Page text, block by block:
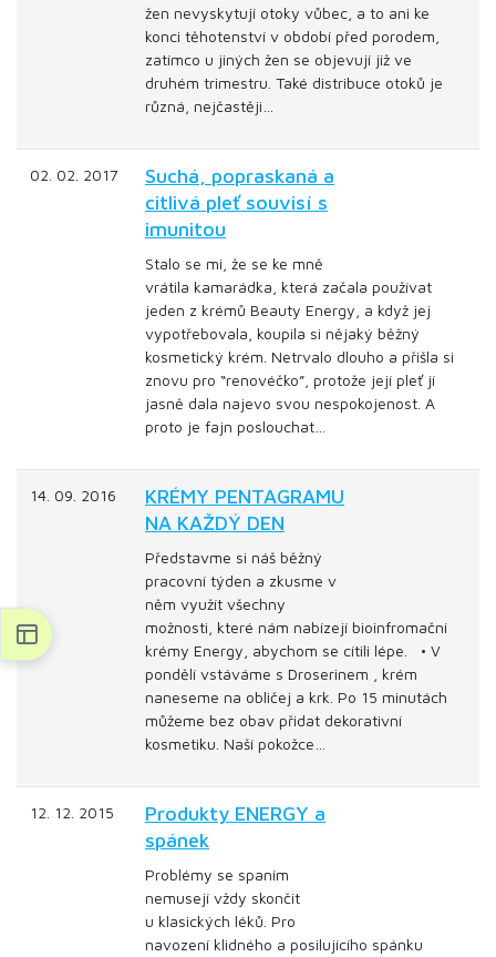
žen nevyskytují otoky vůbec, a to ani ke
konci těhotenství v období před porodem,
zatímco u jiných žen se objevují již ve
druhém trimestru. Také distribuce otoků je
různá, nejčastěji…
02. 02. 2017
Suchá, popraskaná a
citlivá pleť souvisí s
imunitou
Stalo se mi, že se ke mně
vrátila kamarádka, která začala používat
jeden z krémů Beauty Energy, a když jej
vypotřebovala, koupila si nějaký běžný
kosmetický krém. Netrvalo dlouho a přišla si
znovu pro “renovéčko”, protože její pleť jí
jasně dala najevo svou nespokojenost. A
proto je fajn poslouchat…
14. 09. 2016
KRÉMY PENTAGRAMU
NA KAŽDÝ DEN
Představme si náš běžný
pracovní týden a zkusme v
něm využít všechny
možnosti, které nám nabízejí bioinfromační
krémy Energy, abychom se cítili lépe. • V
pondělí vstáváme s Droserinem , krém
naneseme na obličej a krk. Po 15 minutách
můžeme bez obav přidat dekorativní
kosmetiku. Naší pokožce…
12. 12. 2015
Produkty ENERGY a
spánek
Problémy se spaním
nemusejí vždy skončit
u klasických léků. Pro
navození klidného a posilujícího spánku